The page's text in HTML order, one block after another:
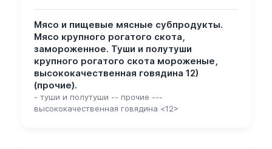
Мясо и пищевые мясные субпродукты.
Мясо крупного рогатого скота,
замороженное. Туши и полутуши
крупного рогатого скота мороженые,
высококачественная говядина 12)
(прочие).
- туши и полутуши -- прочие ---
высококачественная говядина <12>